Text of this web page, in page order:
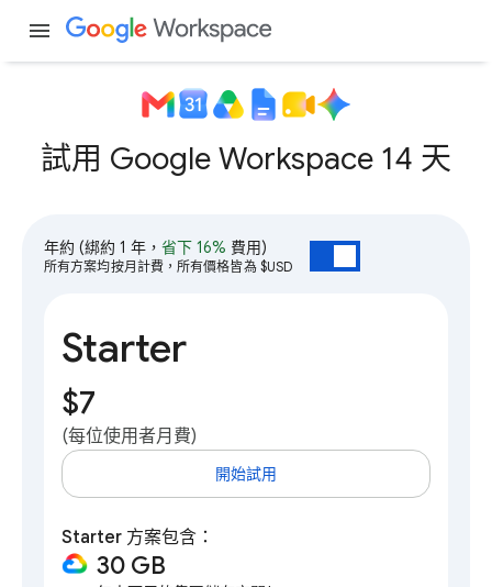
menu
試用 Google Workspace 14 天
年約 (綁約 1 年， 省下 16% 費用)
所有方案均按月計費，所有價格皆為 $USD
Starter
$7
(每位使用者月費)
開始試用
Starter 方案包含：
30 GB